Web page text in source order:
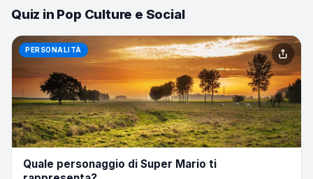
Quiz in Pop Culture e Social
PERSONALITÀ
Quale personaggio di Super Mario ti